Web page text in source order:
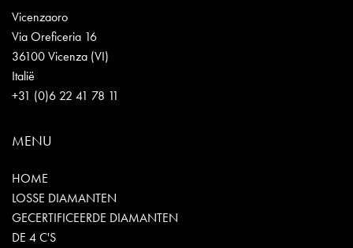
Vicenzaoro
Via Oreficeria 16
36100 Vicenza (VI)
Italië
+31 (0)6 22 41 78 11
MENU
HOME
LOSSE DIAMANTEN
GECERTIFICEERDE DIAMANTEN
DE 4 C'S